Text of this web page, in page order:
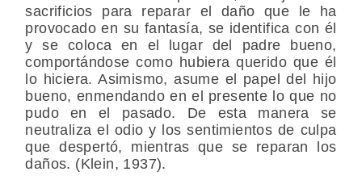
sacrificios para reparar el daño que le ha
provocado en su fantasía, se identifica con él
y se coloca en el lugar del padre bueno,
comportándose como hubiera querido que él
lo hiciera. Asimismo, asume el papel del hijo
bueno, enmendando en el presente lo que no
pudo en el pasado. De esta manera se
neutraliza el odio y los sentimientos de culpa
que despertó, mientras que se reparan los
daños. (Klein, 1937).